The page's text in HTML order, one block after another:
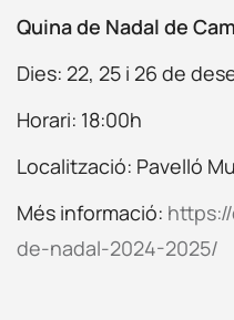
Quina de Nadal de
Dies: 22, 25 i 26 de
Horari: 18:00h
Localització: Pavelló
Més informació:
de-nadal-2024-2025/